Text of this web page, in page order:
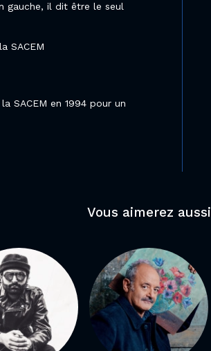
gauche, il dit être le seul
SACEM
SACEM en 1994 pour un
Vous aimerez aussi